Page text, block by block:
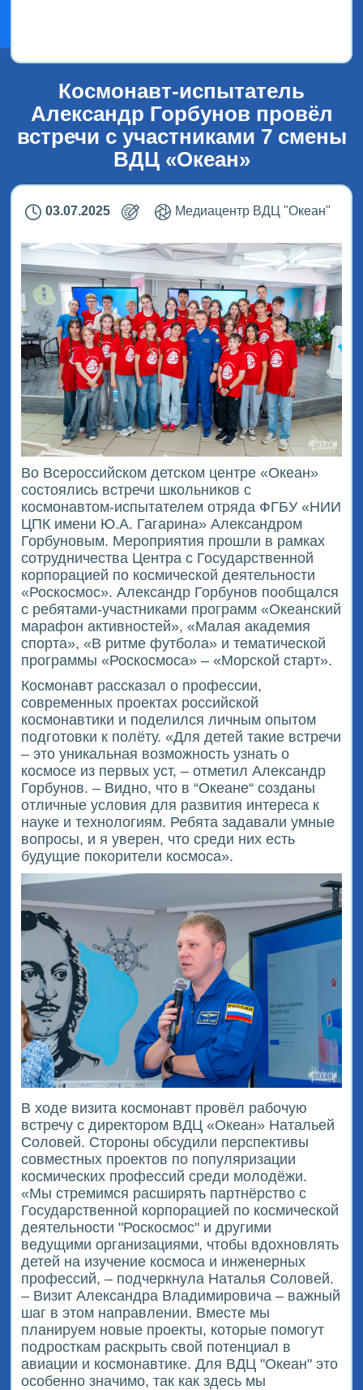
Космонавт-испытатель
Александр Горбунов провёл
встречи с участниками 7 смены
ВДЦ «Океан»
03.07.2025 Медиацентр ВДЦ "Океан"
Во Всероссийском детском центре «Океан»
состоялись встречи школьников с
космонавтом-испытателем отряда ФГБУ «НИИ
ЦПК имени Ю.А. Гагарина» Александром
Горбуновым. Мероприятия прошли в рамках
сотрудничества Центра с Государственной
корпорацией по космической деятельности
«Роскосмос». Александр Горбунов пообщался
с ребятами-участниками программ «Океанский
марафон активностей», «Малая академия
спорта», «В ритме футбола» и тематической
программы «Роскосмоса» – «Морской старт».
Космонавт рассказал о профессии,
современных проектах российской
космонавтики и поделился личным опытом
подготовки к полёту. «Для детей такие встречи
– это уникальная возможность узнать о
космосе из первых уст, – отметил Александр
Горбунов. – Видно, что в “Океане“ созданы
отличные условия для развития интереса к
науке и технологиям. Ребята задавали умные
вопросы, и я уверен, что среди них есть
будущие покорители космоса».
В ходе визита космонавт провёл рабочую
встречу с директором ВДЦ «Океан» Натальей
Соловей. Стороны обсудили перспективы
совместных проектов по популяризации
космических профессий среди молодёжи.
«Мы стремимся расширять партнёрство с
Государственной корпорацией по космической
деятельности "Роскосмос" и другими
ведущими организациями, чтобы вдохновлять
детей на изучение космоса и инженерных
профессий, – подчеркнула Наталья Соловей.
– Визит Александра Владимировича – важный
шаг в этом направлении. Вместе мы
планируем новые проекты, которые помогут
подросткам раскрыть свой потенциал в
авиации и космонавтике. Для ВДЦ "Океан" это
особенно значимо, так как здесь мы